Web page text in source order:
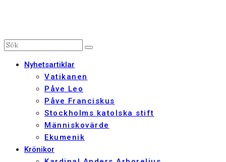
Nyhetsartiklar
Vatikanen
Påve Leo
Påve Franciskus
Stockholms katolska stift
Människovärde
Ekumenik
Krönikor